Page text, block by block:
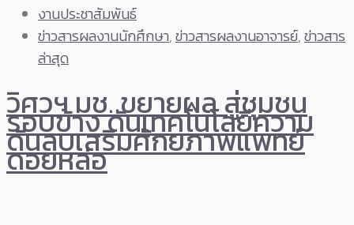
งานประชาสัมพันธ์
ข่าวสารผลงานนักศึกษา,ข่าวสารผลงานอาจารย์,ข่าวสาร
ล่าสุด
วิศวฯ มช. ขยายผล สู่ชุมชน
รอบข้าง ดันเทคโนโลยีความ
ดันลบเสริมศักยภาพแพทย์
ดอยหล่อ